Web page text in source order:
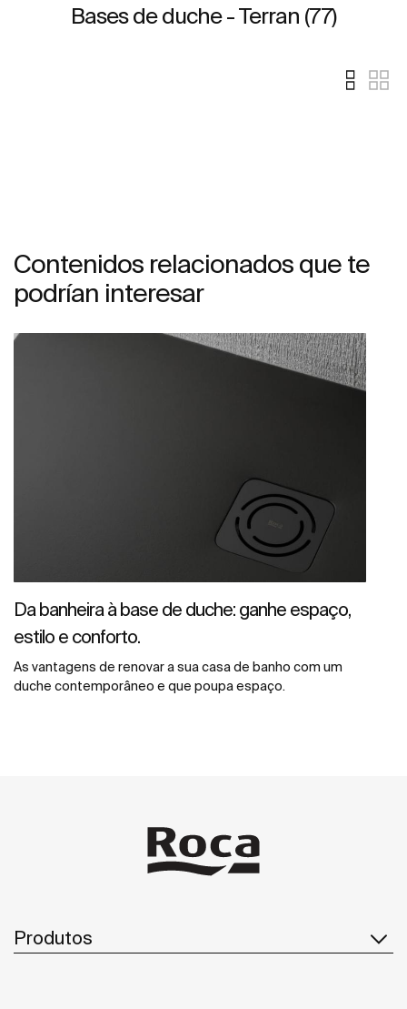
Bases de duche - Terran (77)
Contenidos relacionados que te
podrían interesar
Da banheira à base de duche: ganhe espaço,
estilo e conforto.
As vantagens de renovar a sua casa de banho com um
duche contemporâneo e que poupa espaço.
Produtos